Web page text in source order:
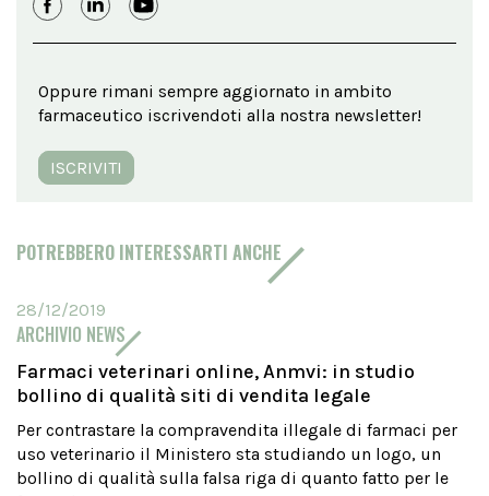
Oppure rimani sempre aggiornato in ambito
farmaceutico iscrivendoti alla nostra newsletter!
ISCRIVITI
POTREBBERO INTERESSARTI ANCHE
28/12/2019
ARCHIVIO NEWS
Farmaci veterinari online, Anmvi: in studio
bollino di qualità siti di vendita legale
Per contrastare la compravendita illegale di farmaci per
uso veterinario il Ministero sta studiando un logo, un
bollino di qualità sulla falsa riga di quanto fatto per le